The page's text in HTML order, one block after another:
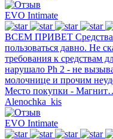
EVO Intimate
ВСЕМ ПРИВЕТ
пользоваться давно. Не
требования к средствам
нарушало Ph 2 - не
молочнице и прочим
Место покупки -
Alenochka_kis
EVO Intimate